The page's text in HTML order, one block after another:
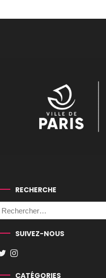
RECHERCHE
SUIVEZ-NOUS
CATÉGORIES